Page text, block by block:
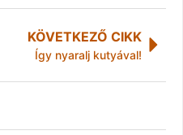
KÖVETKEZŐ CIKK
Így nyaralj kutyával!